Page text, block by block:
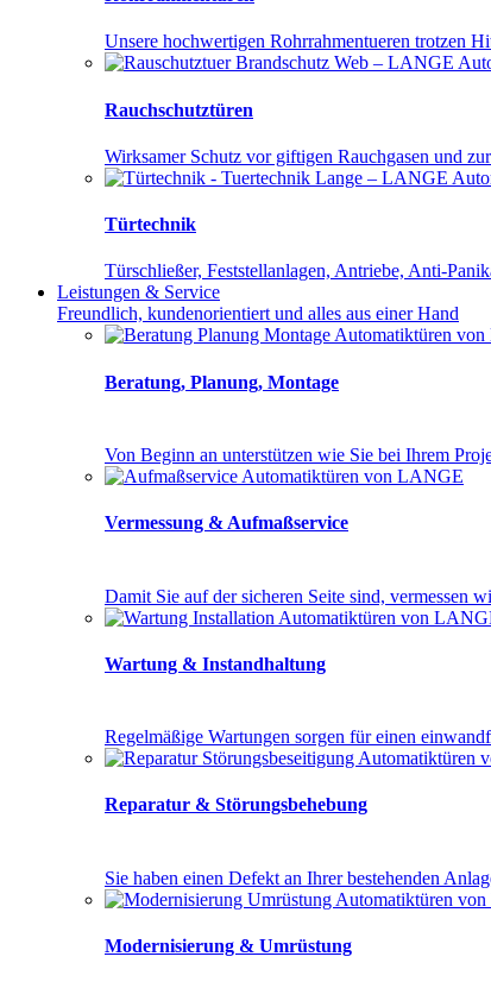
Unsere hochwertigen Rohrrahmentueren trotzen
Rauchschutztüren
Wirksamer Schutz vor giftigen Rauchgasen und
Türtechnik
Türschließer, Feststellanlagen, Antriebe, Anti-
Leistungen & Service
Freundlich, kundenorientiert und alles aus einer Hand
Beratung, Planung, Montage
Von Be­ginn an un­ter­stüt­zen wie Sie bei Ih­rem
Vermessung & Aufmaßservice
Da­mit Sie auf der si­che­ren Sei­te sind, ver­mes­sen
Wartung & Instandhaltung
Re­gel­mä­ßi­ge War­tun­gen sor­gen für ei­nen
Reparatur & Störungsbehebung
Sie ha­ben ei­nen De­fekt an Ih­rer be­ste­hen­den
Modernisierung & Umrüstung